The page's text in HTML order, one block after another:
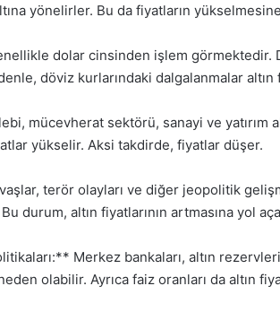
yönelirler. Bu da fiyatların
dolar cinsinden işlem görmektedir.
döviz kurlarındaki dalgalanmalar altın
mücevherat sektörü, sanayi ve yatırım
yükselir. Aksi takdirde, fiyatlar düşer.
terör olayları ve diğer jeopolitik
durum, altın fiyatlarının artmasına yol
Merkez bankaları, altın
olabilir. Ayrıca faiz oranları da altın